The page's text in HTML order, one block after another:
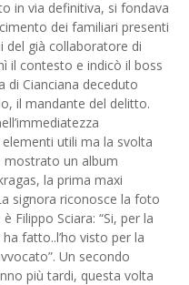
in via definitiva, si fondava
dei familiari presenti
del già collaboratore di
il contesto e indicò il boss
di Cianciana deceduto
il mandante del delitto.
utili ma la svolta
mostrato un album
la prima maxi
signora riconosce la foto
Filippo Sciara: “Si, per la
fatto..l’ho visto per la
Un secondo
più tardi, questa volta